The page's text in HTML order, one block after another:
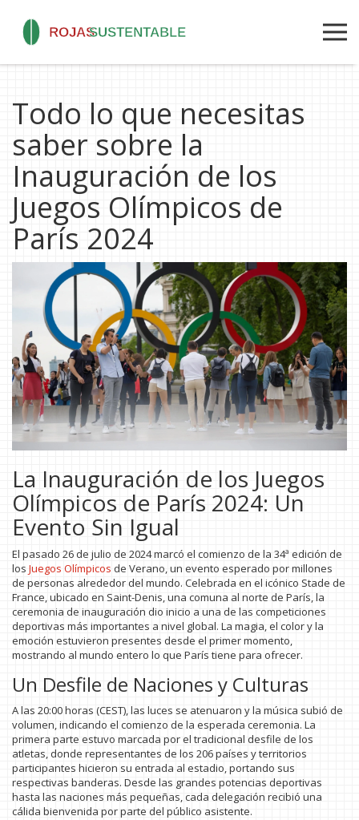
Todo lo que necesitas
saber sobre la
Inauguración de los
Juegos Olímpicos de
París 2024
La Inauguración de los Juegos
Olímpicos de París 2024: Un
Evento Sin Igual
El pasado 26 de julio de 2024 marcó el comienzo de la 34ª edición de
los Juegos Olímpicos de Verano, un evento esperado por millones
de personas alrededor del mundo. Celebrada en el icónico Stade de
France, ubicado en Saint-Denis, una comuna al norte de París, la
ceremonia de inauguración dio inicio a una de las competiciones
deportivas más importantes a nivel global. La magia, el color y la
emoción estuvieron presentes desde el primer momento,
mostrando al mundo entero lo que París tiene para ofrecer.
Un Desfile de Naciones y Culturas
A las 20:00 horas (CEST), las luces se atenuaron y la música subió de
volumen, indicando el comienzo de la esperada ceremonia. La
primera parte estuvo marcada por el tradicional desfile de los
atletas, donde representantes de los 206 países y territorios
participantes hicieron su entrada al estadio, portando sus
respectivas banderas. Desde las grandes potencias deportivas
hasta las naciones más pequeñas, cada delegación recibió una
cálida bienvenida por parte del público asistente.